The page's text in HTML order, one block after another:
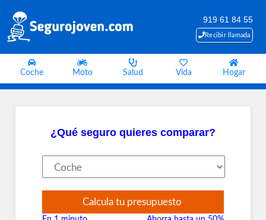
919 61 84 55
Recibir llamada
Coche Moto Salud Vida Hogar
¿Qué seguro quieres comparar?
Calcula tu presupuesto